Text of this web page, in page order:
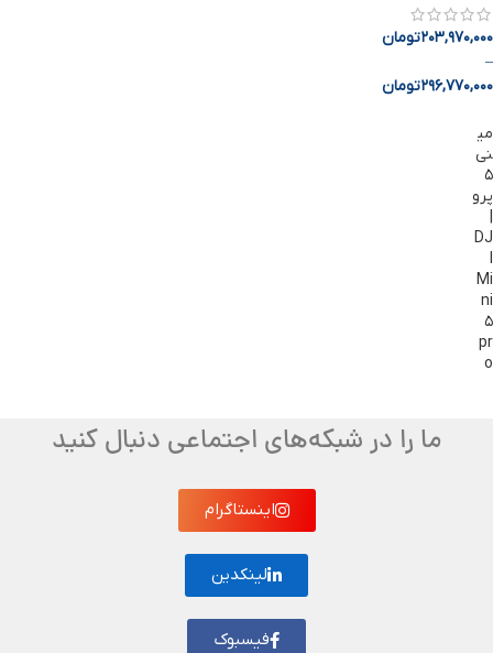
203,970,000تومان
–
296,770,000تومان
می
نی
۵
پرو
DJ
I
Mi
ni
۵
pr
o
ما را در شبکه‌های اجتماعی دنبال کنید
اینستاگرام
لینکدین
فیسبوک